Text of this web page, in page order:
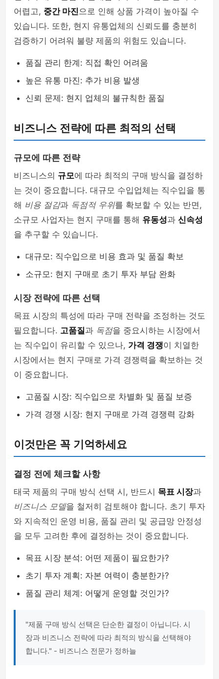
어렵고, 중간 마진으로 인해 상품 가격이 높아질 수
있습니다. 또한, 현지 유통업체의 신뢰도를 충분히
검증하기 어려워 불량 제품의 위험도 있습니다.
품질 관리 한계: 직접 확인 어려움
높은 유통 마진: 추가 비용 발생
신뢰 문제: 현지 업체의 불규칙한 품질
비즈니스 전략에 따른 최적의 선택
규모에 따른 전략
비즈니스의 규모에 따라 최적의 구매 방식을 결정하
는 것이 중요합니다. 대규모 수입업체는 직수입을 통
해 비용 절감과 독점적 우위를 확보할 수 있는 반면,
소규모 사업자는 현지 구매를 통해 유동성과 신속성
을 추구할 수 있습니다.
대규모: 직수입으로 비용 효과 및 품질 확보
소규모: 현지 구매로 초기 투자 부담 완화
시장 전략에 따른 선택
목표 시장의 특성에 따라 구매 전략을 조정하는 것도
필요합니다. 고품질과 독점을 중요시하는 시장에서
는 직수입이 유리할 수 있으나, 가격 경쟁이 치열한
시장에서는 현지 구매로 가격 경쟁력을 확보하는 것
이 중요합니다.
고품질 시장: 직수입으로 차별화 및 품질 보증
가격 경쟁 시장: 현지 구매로 가격 경쟁력 강화
이것만은 꼭 기억하세요
결정 전에 체크할 사항
태국 제품의 구매 방식 선택 시, 반드시 목표 시장과
비즈니스 모델을 철저히 검토해야 합니다. 초기 투자
와 지속적인 운영 비용, 품질 관리 및 공급망 안정성
을 모두 고려한 후에 결정하는 것이 중요합니다.
목표 시장 분석: 어떤 제품이 필요한가?
초기 투자 계획: 자본 여력이 충분한가?
품질 관리 체계: 어떻게 운영할 것인가?
"제품 구매 방식 선택은 단순한 결정이 아닙니다. 시
장과 비즈니스 전략에 따라 최적의 방식을 선택해야
합니다." - 비즈니스 전문가 정하늘